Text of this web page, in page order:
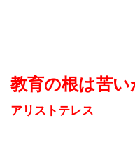
教育の根は苦い
アリストテレス